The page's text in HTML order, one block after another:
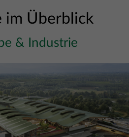
im Überblick
& Industrie